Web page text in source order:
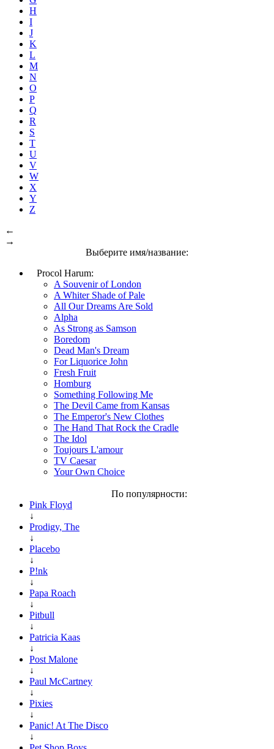
H
I
J
K
L
M
N
O
P
Q
R
S
T
U
V
W
X
Y
Z
←
→
Выберите имя/название:
Procol Harum:
A Souvenir of London
A Whiter Shade of Pale
All Our Dreams Are Sold
Alpha
As Strong as Samson
Boredom
Dead Man's Dream
For Liquorice John
Fresh Fruit
Homburg
Something Following Me
The Devil Came from Kansas
The Emperor's New Clothes
The Hand That Rock the Cradle
The Idol
Toujours L'amour
TV Caesar
Your Own Choice
По популярности:
Pink Floyd
↓
Prodigy, The
↓
Placebo
↓
P!nk
↓
Papa Roach
↓
Pitbull
↓
Patricia Kaas
↓
Post Malone
↓
Paul McCartney
↓
Pixies
↓
Panic! At The Disco
↓